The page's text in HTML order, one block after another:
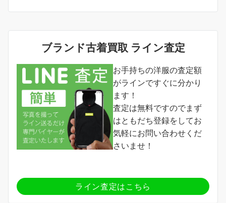
ブランド古着買取 ライン査定
お手持ちの洋服の査定額
がラインですぐに分かり
ます！
査定は無料ですのでまず
はともだち登録をしてお
気軽にお問い合わせくだ
さいませ！
ライン査定はこちら